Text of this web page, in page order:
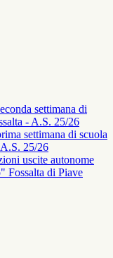
settimana di
- A.S. 25/26
settimana di scuola
25/26
uscite autonome
Fossalta di Piave